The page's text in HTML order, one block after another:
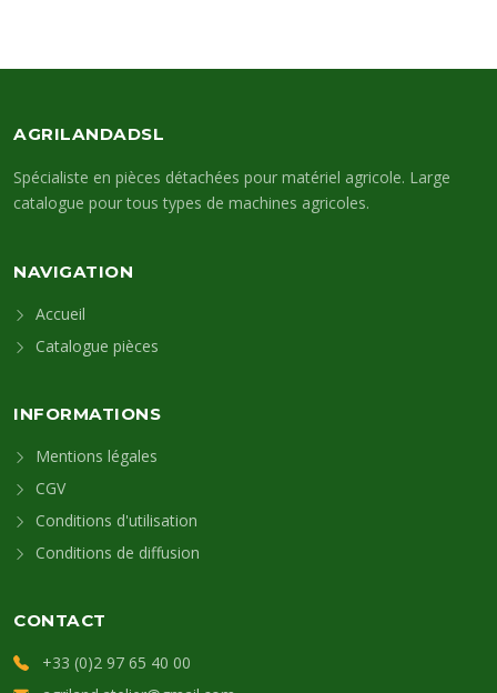
AGRILANDADSL
Spécialiste en pièces détachées pour matériel agricole. Large
catalogue pour tous types de machines agricoles.
NAVIGATION
Accueil
Catalogue pièces
INFORMATIONS
Mentions légales
CGV
Conditions d'utilisation
Conditions de diffusion
CONTACT
+33 (0)2 97 65 40 00